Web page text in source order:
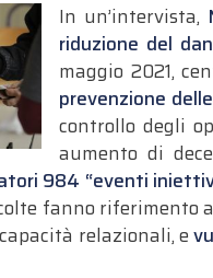
In un’intervista,
riduzione del
maggio 2021,
prevenzione
controllo degli
aumento di
984 “eventi
fanno riferimento
relazionali, e